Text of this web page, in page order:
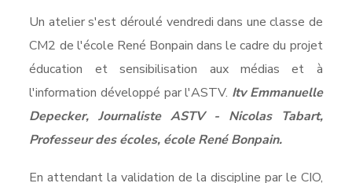
Un atelier s'est déroulé vendredi dans une classe de
CM2 de l'école René Bonpain dans le cadre du projet
éducation et sensibilisation aux médias et à
l'information développé par l'ASTV. Itv Emmanuelle
Depecker, Journaliste ASTV - Nicolas Tabart,
Professeur des écoles, école René Bonpain.
En attendant la validation de la discipline par le CIO,